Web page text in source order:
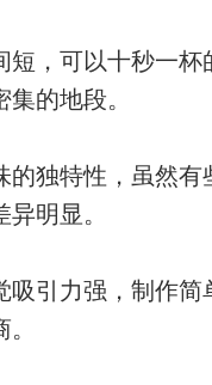
短，可以十秒一杯
的地段。
的独特性，虽然有
明显。
吸引力强，制作简